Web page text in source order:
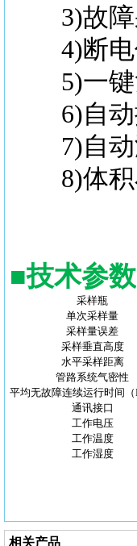
3)故障
4)断电保
5)一键
6)自动
7)自动润
8)体积
■技术参数
采样瓶
单次采样量
采样量误差
采样垂直高度
水平采样距离
管路系统气密性
平均无故障连续运行时间（
通讯接口
工作电压
工作温度
工作湿度
相关产品